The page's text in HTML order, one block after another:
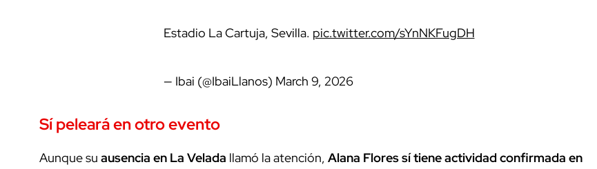
Estadio La Cartuja, Sevilla. pic.twitter.com/sYnNKFugDH
— Ibai (@IbaiLlanos) March 9, 2026
Sí peleará en otro evento
Aunque su ausencia en La Velada llamó la atención, Alana Flores sí tiene actividad confirmada en